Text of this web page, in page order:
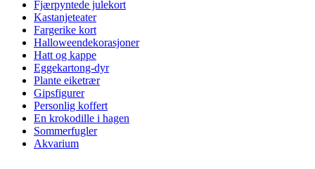
Fjærpyntede julekort
Kastanjeteater
Fargerike kort
Halloweendekorasjoner
Hatt og kappe
Eggekartong-dyr
Plante eiketrær
Gipsfigurer
Personlig koffert
En krokodille i hagen
Sommerfugler
Akvarium